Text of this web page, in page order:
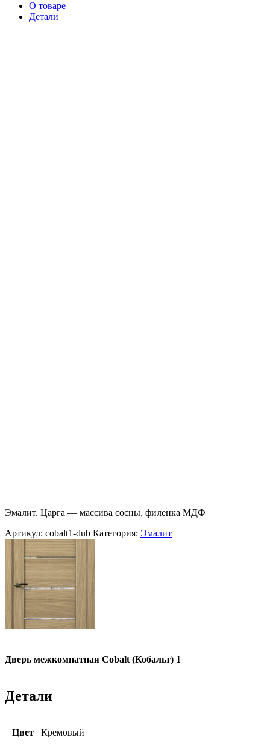
О товаре
Детали
Эмалит. Царга — массива сосны, филенка МДФ
Артикул: cobalt1-dub Категория: Эмалит
Дверь межкомнатная Cobalt (Кобальт) 1
Детали
Цвет Кремовый